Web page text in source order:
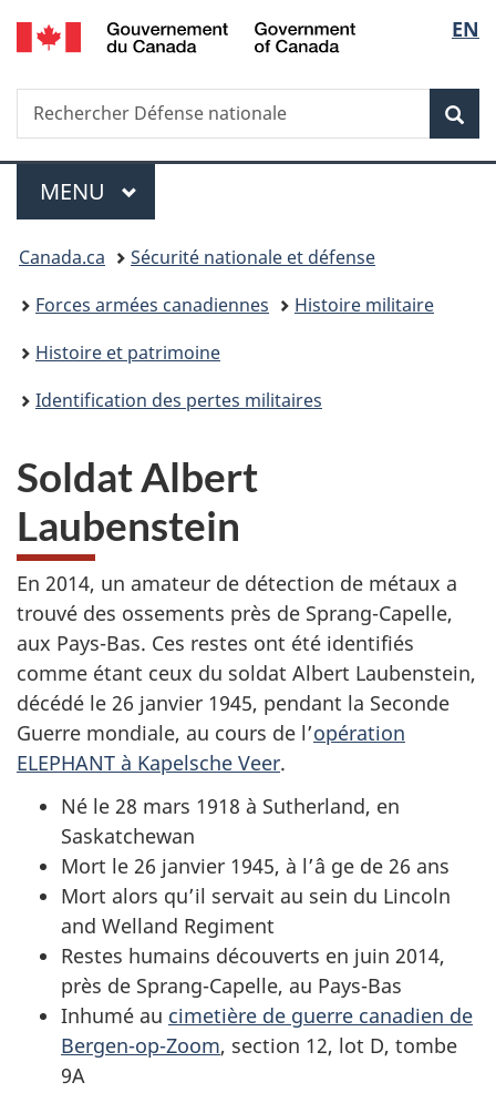
Passer
au
principal
Passer
à
Au
du
Passer
à
version
simplifiée
de
la
EN
Recherche
Rechercher
Défense
Menu
MENU PRINCIPAL
Vous
êtes
ici :
Canada.ca
Sécurité nationale et défense
Forces armées canadiennes
Histoire militaire
Histoire et patrimoine
Identification des pertes militaires
Soldat Albert
Laubenstein
En 2014, un amateur de détection de métaux a
trouvé des ossements près de Sprang-Capelle,
aux Pays-Bas. Ces restes ont été identifiés
comme étant ceux du soldat Albert Laubenstein,
décédé le 26 janvier 1945, pendant la Seconde
Guerre mondiale, au cours de l’opération
ELEPHANT à Kapelsche Veer.
Né le 28 mars 1918 à Sutherland, en
Saskatchewan
Mort le 26 janvier 1945, à l’â ge de 26 ans
Mort alors qu’il servait au sein du Lincoln
and Welland Regiment
Restes humains découverts en juin 2014,
près de Sprang-Capelle, au Pays-Bas
Inhumé au cimetière de guerre canadien de
Bergen-op-Zoom, section 12, lot D, tombe
9A